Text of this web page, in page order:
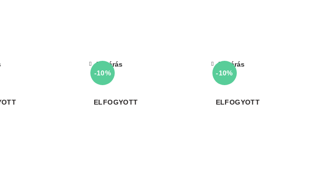
-10%
ELFOGYOTT
Bezárás
-10%
ELFOGYOTT
Bezárás